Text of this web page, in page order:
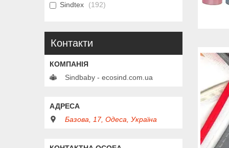
Sindtex
192
Контакти
Sindbaby - ecosind.com.ua
Базова, 17, Одеса, Україна